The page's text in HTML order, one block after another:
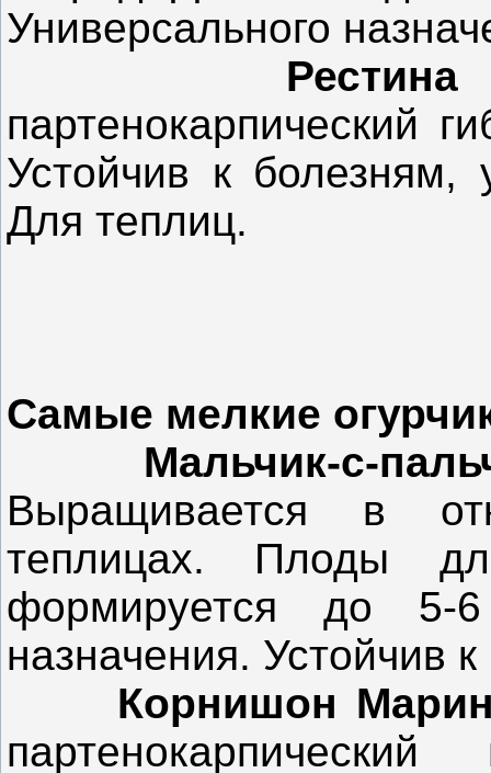
Универсального
партенокарпический
Устойчив к болезням,
Для теплиц.
Самые мелкие
Мальчик-с-
Выращивается в
теплицах. Плоды
формируется до 5-6
назначения. Устойчив
Корнишон